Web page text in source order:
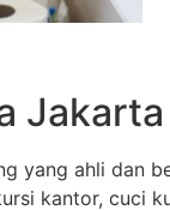
yang ahli dan
kantor, cuci